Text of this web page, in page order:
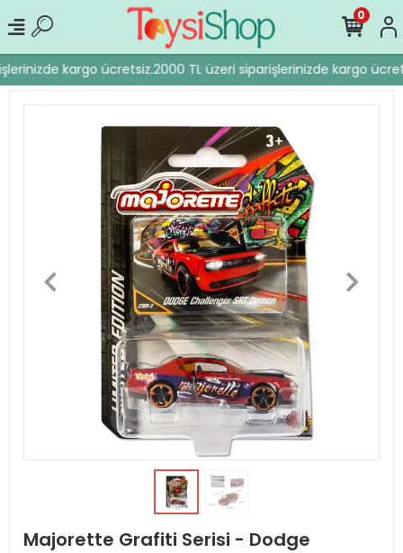
kargo ücretsiz.2000 TL üzeri siparişlerinizde kargo
0
Majorette Grafiti Serisi - Dodge